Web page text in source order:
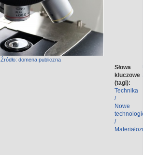
Źródło: domena publiczna
Słowa
kluczowe
(tagi):
Technika
/
Nowe
/